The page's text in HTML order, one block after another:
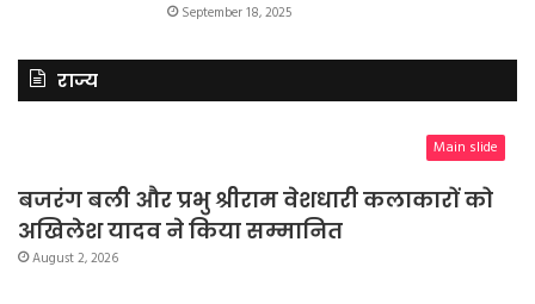
September 18, 2025
राज्य
Main slide
बजरंग बली और प्रभु श्रीराम वेशधारी कलाकारों को
अखिलेश यादव ने किया सम्मानित
August 2, 2026